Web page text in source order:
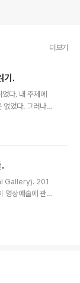
더보기
기.
다. 내 주제에
없었다. 그러나
들려 있는 '원
구성되어 있
회학계를 일종
는 점은 명확하
Gallery). 201
영상예술에 관심
내게 가장 깊은
초반부터 마지
걸쳐 나열되..